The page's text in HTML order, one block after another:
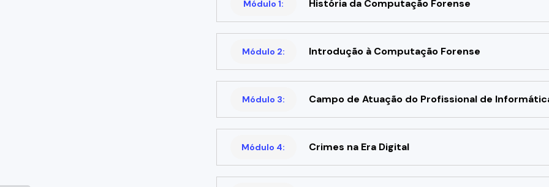
Módulo 1: História da Computação Forense
Módulo 2: Introdução à Computação Forense
Módulo 3: Campo de Atuação do Profissional de
Módulo 4: Crimes na Era Digital